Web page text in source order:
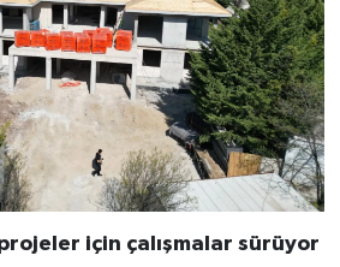
için çalışmalar sürüyor